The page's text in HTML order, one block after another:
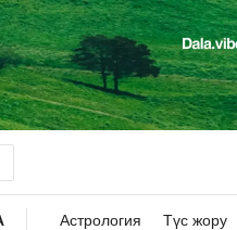
Астрология Түс жору